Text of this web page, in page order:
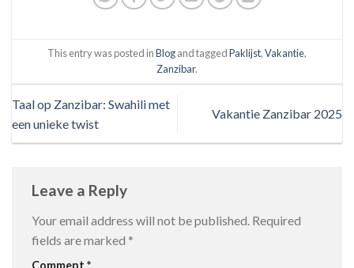
This entry was posted inBlogand taggedPaklijst,Vakantie,
Zanzibar.
Taal op Zanzibar: Swahili met
een unieke twist
Vakantie Zanzibar 2025
Leave a Reply
Your email address will not be published. Required
fields are marked *
Comment *